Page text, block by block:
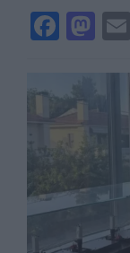
F
c
e
o
M
st
d
o
n